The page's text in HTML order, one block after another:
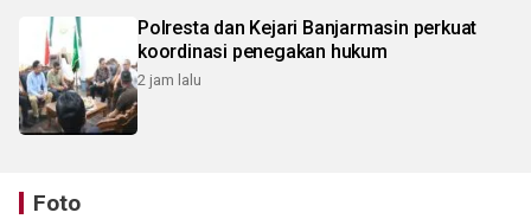
Polresta dan Kejari Banjarmasin perkuat
koordinasi penegakan hukum
2 jam lalu
Foto